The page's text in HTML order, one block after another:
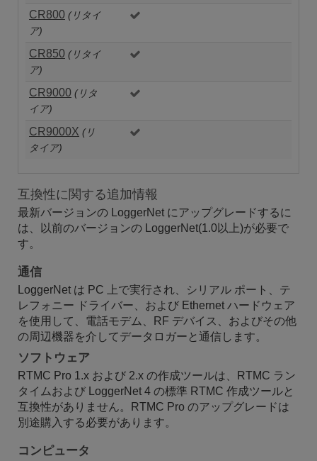
CR800 (リタイ
ア)
CR850 (リタイ
ア)
CR9000 (リタ
イア)
CR9000X (リ
タイア)
互換性に関する追加情報
最新バージョンの LoggerNet にアップグレードするに
は、以前のバージョンの LoggerNet(1.0以上)が必要で
す。
通信
LoggerNet は PC 上で実行され、シリアル ポート、テ
レフォニー ドライバー、および Ethernet ハードウェア
を使用して、電話モデム、RF デバイス、およびその他
の周辺機器を介してデータロガーと通信します。
ソフトウェア
RTMC Pro 1.x および 2.x の作成ツールは、RTMC ラン
タイムおよび LoggerNet 4 の標準 RTMC 作成ツールと
互換性がありません。RTMC Pro のアップグレードは
別途購入する必要があります。
コンピュータ